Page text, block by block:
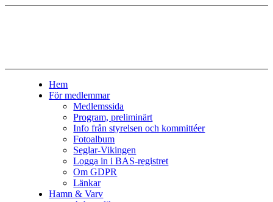
Hem
För medlemmar
Medlemssida
Program, preliminärt
Info från styrelsen och kommittéer
Fotoalbum
Seglar-Vikingen
Logga in i BAS-registret
Om GDPR
Länkar
Hamn & Varv